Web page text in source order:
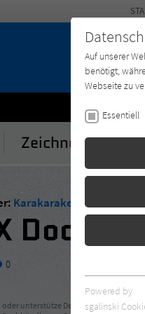
Zeichner*in
Karakarakemuri
Doctor
0
oder unterstütze Deinen
Auf unserer
benötigt,
Webseite zu
Essentiell
Essentielle
benötigt.
Powered by
sgalinski